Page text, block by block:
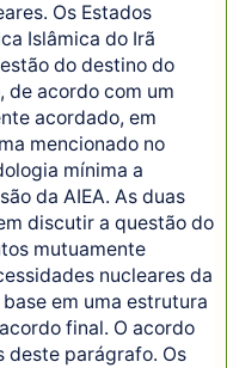
Os Estados
Islâmica do Irã
do destino do
de acordo com um
acordado, em
mencionado no
mínima a
da AIEA. As duas
discutir a questão do
mutuamente
nucleares da
em uma estrutura
final. O acordo
deste parágrafo. Os